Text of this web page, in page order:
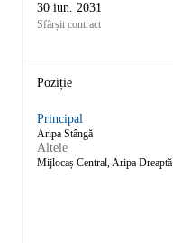
30 iun. 2031
Sfârșit contract
Poziție
Principal
Aripa Stângă
Altele
Mijlocaș Central, Aripa Dreaptă